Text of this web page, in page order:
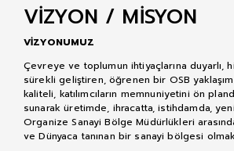
VİZYON / MİSYON
VİZYONUMUZ
Çevreye ve toplumun ihtiyaçlarına duyarlı,
sürekli geliştiren, öğrenen bir OSB
kaliteli, katılımcıların memnuniyetini ön
sunarak üretimde, ihracatta, istihdamda,
Organize Sanayi Bölge Müdürlükleri
ve Dünyaca tanınan bir sanayi bölgesi